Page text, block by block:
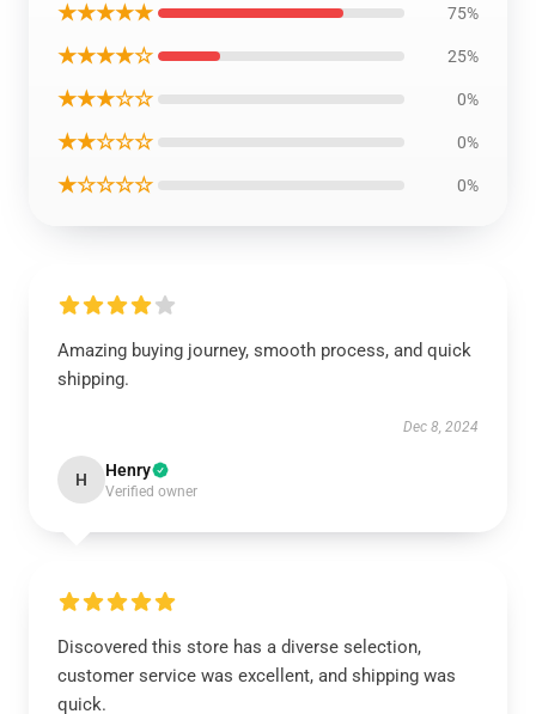
★★★★★ 75%
★★★★☆ 25%
★★★☆☆ 0%
★★☆☆☆ 0%
★☆☆☆☆ 0%
Amazing buying journey, smooth process, and quick
shipping.
Dec 8, 2024
H Henry
Verified owner
Discovered this store has a diverse selection,
customer service was excellent, and shipping was
quick.